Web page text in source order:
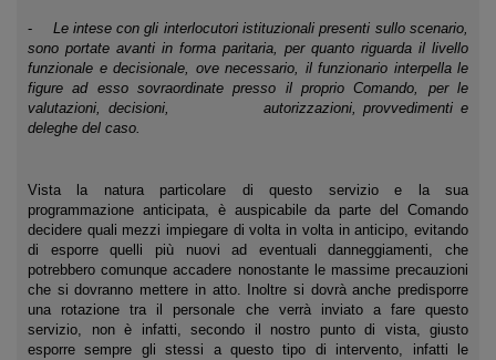
-
Le intese con gli interlocutori istituzionali presenti sullo scenario,
sono portate avanti in forma paritaria, per quanto riguarda il livello
funzionale e decisionale, ove necessario, il funzionario interpella le
figure ad esso sovraordinate presso il proprio Comando, per le
valutazioni, decisioni, autorizzazioni, provvedimenti e
deleghe del caso.
Vista la natura particolare di questo servizio e la sua
programmazione anticipata, è auspicabile da parte del Comando
decidere quali mezzi impiegare di volta in volta in anticipo, evitando
di esporre quelli più nuovi ad eventuali danneggiamenti, che
potrebbero comunque accadere nonostante le massime precauzioni
che si dovranno mettere in atto. Inoltre si dovrà anche predisporre
una rotazione tra il personale che verrà inviato a fare questo
servizio, non è infatti, secondo il nostro punto di vista, giusto
esporre sempre gli stessi a questo tipo di intervento, infatti le